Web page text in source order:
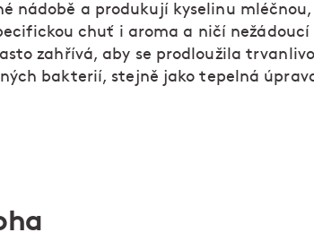
nádobě a produkují kyselinu
chuť i aroma a ničí nežádoucí
zahřívá, aby se prodloužila
bakterií, stejně jako tepelná